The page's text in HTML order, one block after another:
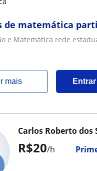
de matemática
e Matemática rede
mais
R$20/h
Carlos Roberto dos